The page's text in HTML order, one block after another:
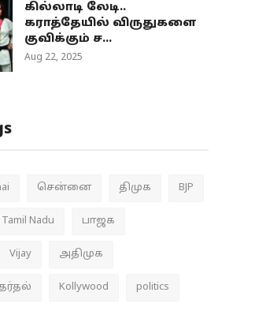
கில்லாடி லேடி..
கராத்தேயில் விருதுகளை
குவிக்கும் ச...
Aug 22, 2025
சென்னை திமுக BJP
Tamil Nadu பாஜக
Vijay அதிமுக
Kollywood politics